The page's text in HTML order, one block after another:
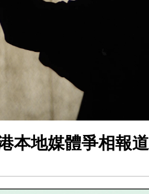
本地媒體爭相報道